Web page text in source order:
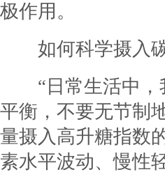
极作用。
如何科学摄入碳
“日常生活中，
平衡，不要无节制
量摄入高升糖指数
素水平波动、慢性